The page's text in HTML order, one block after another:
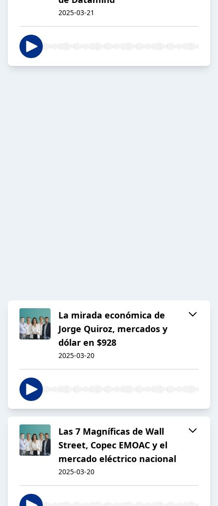
2025-03-21
La mirada económica de
Jorge Quiroz, mercados y
dólar en $928
2025-03-20
Las 7 Magníficas de Wall
Street, Copec EMOAC y el
mercado eléctrico nacional
2025-03-20